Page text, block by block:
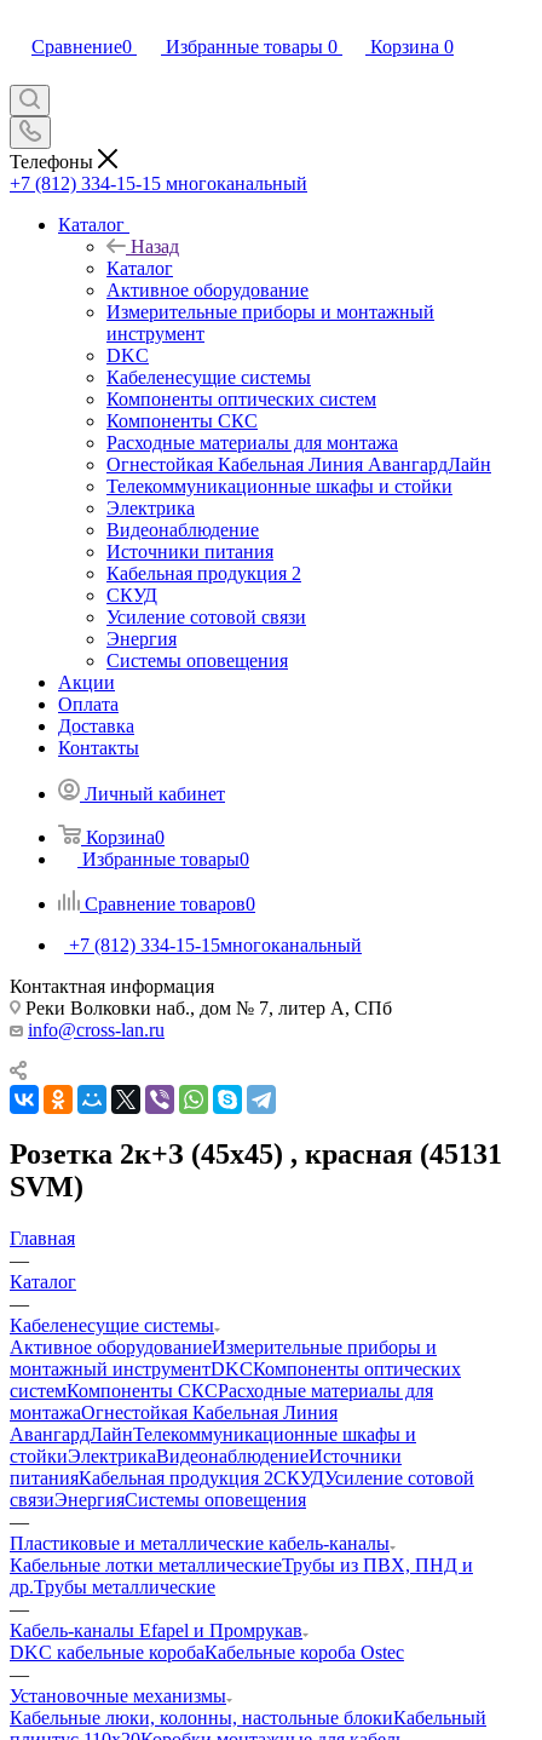
Сравнение0 Избранные товары 0 Корзина 0
Телефоны
+7 (812) 334-15-15 многоканальный
Каталог
Назад
Каталог
Активное оборудование
Измерительные приборы и монтажный
инструмент
DKC
Кабеленесущие системы
Компоненты оптических систем
Компоненты СКС
Расходные материалы для монтажа
Огнестойкая Кабельная Линия АвангардЛайн
Телекоммуникационные шкафы и стойки
Электрика
Видеонаблюдение
Источники питания
Кабельная продукция 2
СКУД
Усиление сотовой связи
Энергия
Системы оповещения
Акции
Оплата
Доставка
Контакты
Личный кабинет
Корзина0
Избранные товары0
Сравнение товаров0
+7 (812) 334-15-15многоканальный
Контактная информация
Реки Волковки наб., дом № 7, литер А, СПб
info@cross-lan.ru
Розетка 2к+З (45х45) , красная (45131
SVM)
Главная
—
Каталог
—
Кабеленесущие системы
Активное оборудованиеИзмерительные приборы и
монтажный инструментDKCКомпоненты оптических
системКомпоненты СКСРасходные материалы для
монтажаОгнестойкая Кабельная Линия
АвангардЛайнТелекоммуникационные шкафы и
стойкиЭлектрикаВидеонаблюдениеИсточники
питанияКабельная продукция 2СКУДУсиление сотовой
связиЭнергияСистемы оповещения
—
Пластиковые и металлические кабель-каналы
Кабельные лотки металлическиеТрубы из ПВХ, ПНД и
др.Трубы металлические
—
Кабель-каналы Efapel и Промрукав
DKC кабельные коробаКабельные короба Ostec
—
Установочные механизмы
Кабельные люки, колонны, настольные блокиКабельный